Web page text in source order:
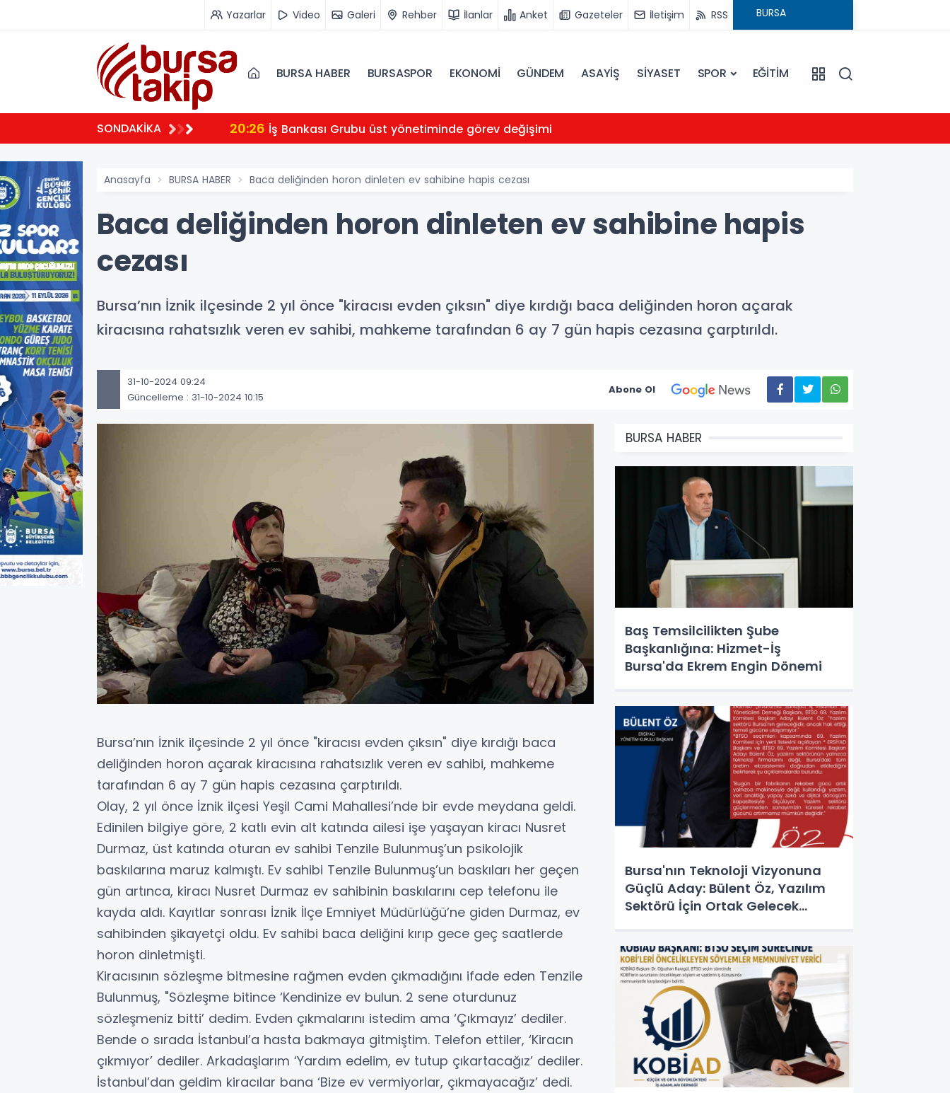
Yazarlar Video Galeri Rehber İlanlar Anket Gazeteler İletişim RSS
BURSA HABER BURSASPOR EKONOMİ GÜNDEM ASAYİŞ SİYASET SPOR EĞİTİM
SONDAKİKA 20:26 İş Bankası Grubu üst yönetiminde görev değişimi
Anasayfa BURSA HABER Baca deliğinden horon dinleten ev sahibine hapis cezası
Baca deliğinden horon dinleten ev sahibine hapis
cezası
Bursa’nın İznik ilçesinde 2 yıl önce "kiracısı evden çıksın" diye kırdığı baca deliğinden horon açarak
kiracısına rahatsızlık veren ev sahibi, mahkeme tarafından 6 ay 7 gün hapis cezasına çarptırıldı.
31-10-2024 09:24
Güncelleme : 31-10-2024 10:15
Abone Ol
Bursa’nın İznik ilçesinde 2 yıl önce "kiracısı evden çıksın" diye kırdığı baca
deliğinden horon açarak kiracısına rahatsızlık veren ev sahibi, mahkeme
tarafından 6 ay 7 gün hapis cezasına çarptırıldı.
Olay, 2 yıl önce İznik ilçesi Yeşil Cami Mahallesi’nde bir evde meydana geldi.
Edinilen bilgiye göre, 2 katlı evin alt katında ailesi işe yaşayan kiracı Nusret
Durmaz, üst katında oturan ev sahibi Tenzile Bulunmuş’un psikolojik
baskılarına maruz kalmıştı. Ev sahibi Tenzile Bulunmuş’un baskıları her geçen
gün artınca, kiracı Nusret Durmaz ev sahibinin baskılarını cep telefonu ile
kayda aldı. Kayıtlar sonrası İznik İlçe Emniyet Müdürlüğü’ne giden Durmaz, ev
sahibinden şikayetçi oldu. Ev sahibi baca deliğini kırıp gece geç saatlerde
horon dinletmişti.
Kiracısının sözleşme bitmesine rağmen evden çıkmadığını ifade eden Tenzile
Bulunmuş, "Sözleşme bitince ‘Kendinize ev bulun. 2 sene oturdunuz
sözleşmeniz bitti’ dedim. Evden çıkmalarını istedim ama ‘Çıkmayız’ dediler.
Bende o sırada İstanbul’a hasta bakmaya gitmiştim. Telefon ettiler, ‘Kiracın
çıkmıyor’ dediler. Arkadaşlarım ‘Yardım edelim, ev tutup çıkartacağız’ dediler.
İstanbul’dan geldim kiracılar bana ‘Bize ev vermiyorlar, çıkmayacağız’ dedi.
BURSA HABER
Baş Temsilcilikten Şube
Başkanlığına: Hizmet-İş
Bursa'da Ekrem Engin Dönemi
Bursa'nın Teknoloji Vizyonuna
Güçlü Aday: Bülent Öz, Yazılım
Sektörü İçin Ortak Gelecek